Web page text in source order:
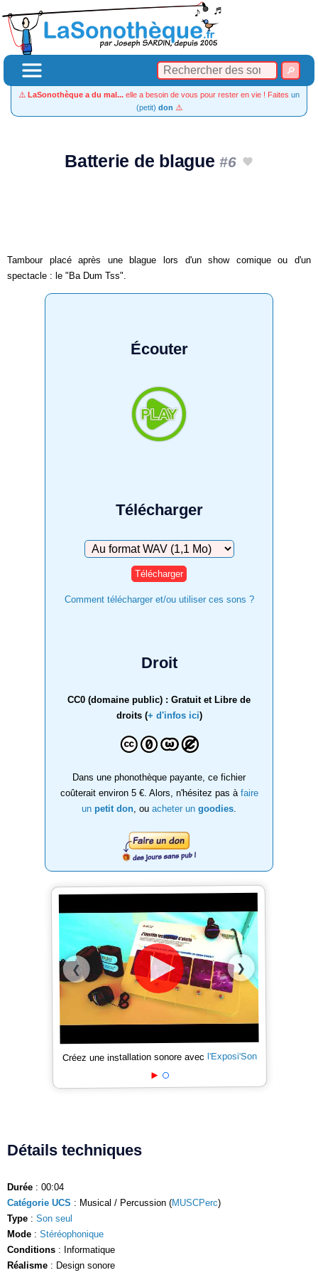
⚠️ LaSonothèque a du mal... elle a besoin de vous pour rester en vie ! Faites un
(petit) don ⚠️
Batterie de blague#6
Tambour placé après une blague lors d'un show comique ou d'un
spectacle : le "Ba Dum Tss".
Écouter
Télécharger
Télécharger
Comment télécharger et/ou utiliser ces sons ?
Droit
CC0 (domaine public) : Gratuit et Libre de
droits (+ d'infos ici)
Dans une phonothèque payante, ce fichier
coûterait environ 5 €. Alors, n'hésitez pas à faire
un petit don , ou acheter un goodies
❮ ❯
Créez une installation sonore avec l'Exposi'Son
Détails techniques
Durée : 00:04
Catégorie UCS : Musical / Percussion (MUSCPerc)
Type : Son seul
Mode : Stéréophonique
Conditions : Informatique
Réalisme : Design sonore